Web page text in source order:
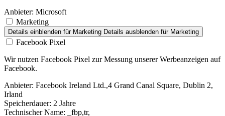
Anbieter: Microsoft
Marketing
Details einblenden für Marketing Details ausblenden für Marketing
Facebook Pixel
Wir nutzen Facebook Pixel zur Messung unserer Werbeanzeigen auf
Facebook.
Anbieter: Facebook Ireland Ltd.,4 Grand Canal Square, Dublin 2,
Irland
Speicherdauer: 2 Jahre
Technischer Name: _fbp,tr,